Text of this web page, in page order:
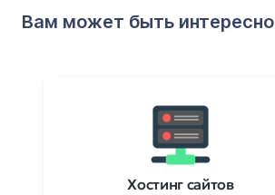
Вам может быть интересно
Хостинг сайтов